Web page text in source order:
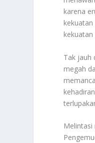
karena
kekuatan
Tak jauh
megah